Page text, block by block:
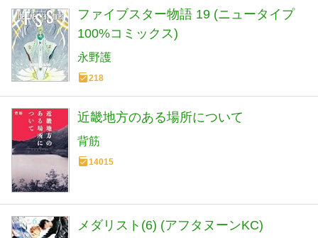
ファイブスター物語 19 (ニュータイプ
100%コミックス)
永野護
218
近畿地方のある場所について
背筋
14015
メダリスト(6) (アフタヌーンKC)